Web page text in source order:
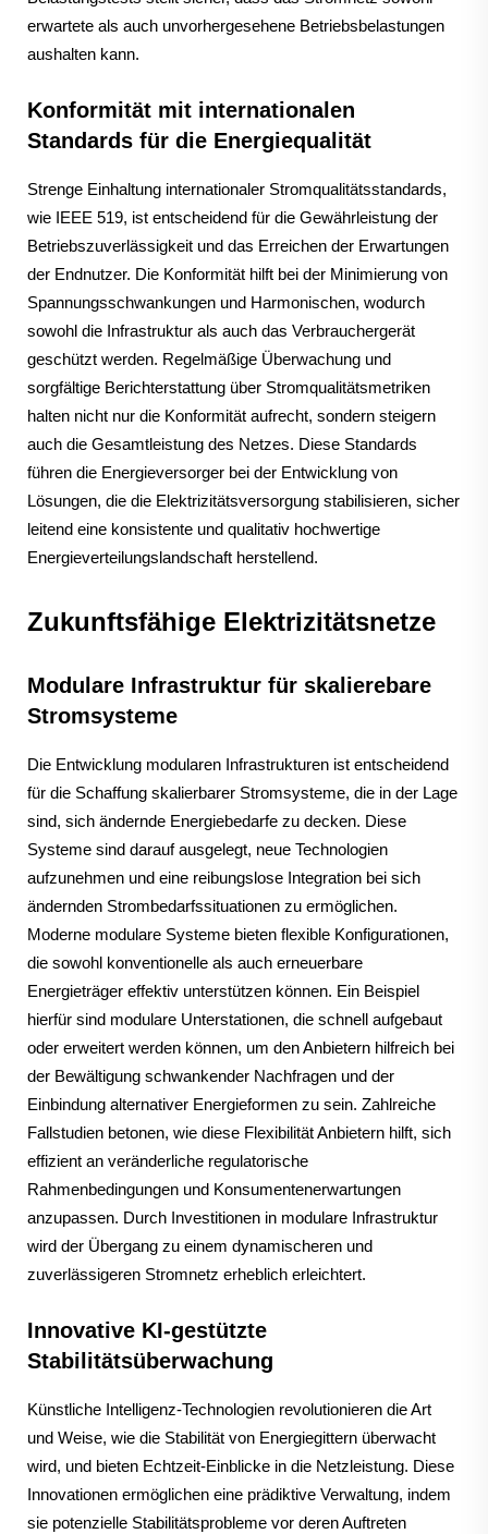
erwartete als auch unvorhergesehene Betriebsbelastungen
aushalten kann.
Konformität mit internationalen
Standards für die Energiequalität
Strenge Einhaltung internationaler Stromqualitätsstandards,
wie IEEE 519, ist entscheidend für die Gewährleistung der
Betriebszuverlässigkeit und das Erreichen der Erwartungen
der Endnutzer. Die Konformität hilft bei der Minimierung von
Spannungsschwankungen und Harmonischen, wodurch
sowohl die Infrastruktur als auch das Verbrauchergerät
geschützt werden. Regelmäßige Überwachung und
sorgfältige Berichterstattung über Stromqualitätsmetriken
halten nicht nur die Konformität aufrecht, sondern steigern
auch die Gesamtleistung des Netzes. Diese Standards
führen die Energieversorger bei der Entwicklung von
Lösungen, die die Elektrizitätsversorgung stabilisieren, sicher
leitend eine konsistente und qualitativ hochwertige
Energieverteilungslandschaft herstellend.
Zukunftsfähige Elektrizitätsnetze
Modulare Infrastruktur für skalierebare
Stromsysteme
Die Entwicklung modularen Infrastrukturen ist entscheidend
für die Schaffung skalierbarer Stromsysteme, die in der Lage
sind, sich ändernde Energiebedarfe zu decken. Diese
Systeme sind darauf ausgelegt, neue Technologien
aufzunehmen und eine reibungslose Integration bei sich
ändernden Strombedarfssituationen zu ermöglichen.
Moderne modulare Systeme bieten flexible Konfigurationen,
die sowohl konventionelle als auch erneuerbare
Energieträger effektiv unterstützen können. Ein Beispiel
hierfür sind modulare Unterstationen, die schnell aufgebaut
oder erweitert werden können, um den Anbietern hilfreich bei
der Bewältigung schwankender Nachfragen und der
Einbindung alternativer Energieformen zu sein. Zahlreiche
Fallstudien betonen, wie diese Flexibilität Anbietern hilft, sich
effizient an veränderliche regulatorische
Rahmenbedingungen und Konsumentenerwartungen
anzupassen. Durch Investitionen in modulare Infrastruktur
wird der Übergang zu einem dynamischeren und
zuverlässigeren Stromnetz erheblich erleichtert.
Innovative KI-gestützte
Stabilitätsüberwachung
Künstliche Intelligenz-Technologien revolutionieren die Art
und Weise, wie die Stabilität von Energiegittern überwacht
wird, und bieten Echtzeit-Einblicke in die Netzleistung. Diese
Innovationen ermöglichen eine prädiktive Verwaltung, indem
sie potenzielle Stabilitätsprobleme vor deren Auftreten